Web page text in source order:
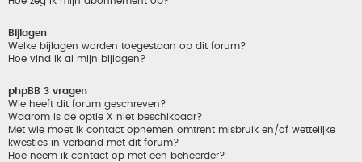
Bijlagen
Welke bijlagen worden toegestaan op dit forum?
Hoe vind ik al mijn bijlagen?
phpBB 3 vragen
Wie heeft dit forum geschreven?
Waarom is de optie X niet beschikbaar?
Met wie moet ik contact opnemen omtrent misbruik en/of wettelijke
kwesties in verband met dit forum?
Hoe neem ik contact op met een beheerder?